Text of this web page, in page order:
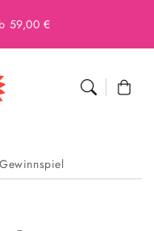
59,00 €